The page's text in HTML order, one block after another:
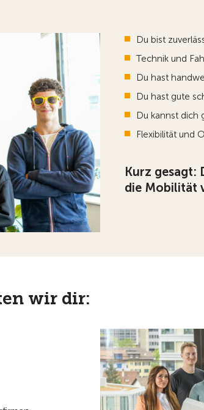
Du bist
Technik und
Du hast
Du hast gute
Du kannst dich
Flexibilität und
Kurz gesagt:
die Mobilität
wir dir: